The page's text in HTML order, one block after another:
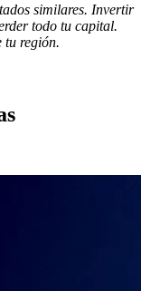
similares. Invertir
todo tu capital.
tu región.